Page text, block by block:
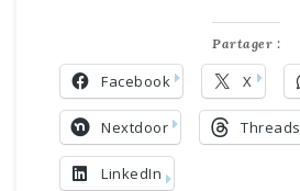
Partager :
Facebook X
Nextdoor Threads
LinkedIn